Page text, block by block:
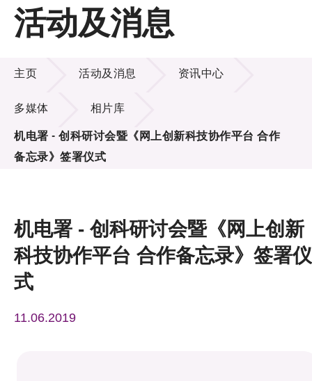
主页
关于LSCM
技术商品化
项目及资助计划
活动及消息
活动
新闻中心
活动及消息
活动及消息
主页 活动及消息 资讯中心
多媒体 相片库
机电署 - 创科研讨会暨《网上创新科技协作平台 合作
备忘录》签署仪式
机电署 - 创科研讨会暨《网上创新
科技协作平台 合作备忘录》签署仪
式
11.06.2019